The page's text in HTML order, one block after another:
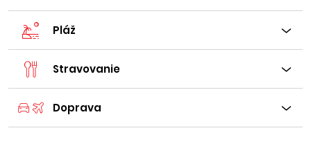
Pláž
Stravovanie
Doprava